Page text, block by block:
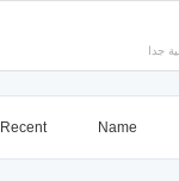
جدا
Recent Name